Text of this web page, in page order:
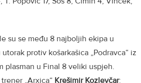
su se među 8 najboljih ekipa u
protiv košarkašica „Podravca“ iz
plasman u Final 8 veliki uspjeh.
„Arxica“ Krešimir Kozlevčar: